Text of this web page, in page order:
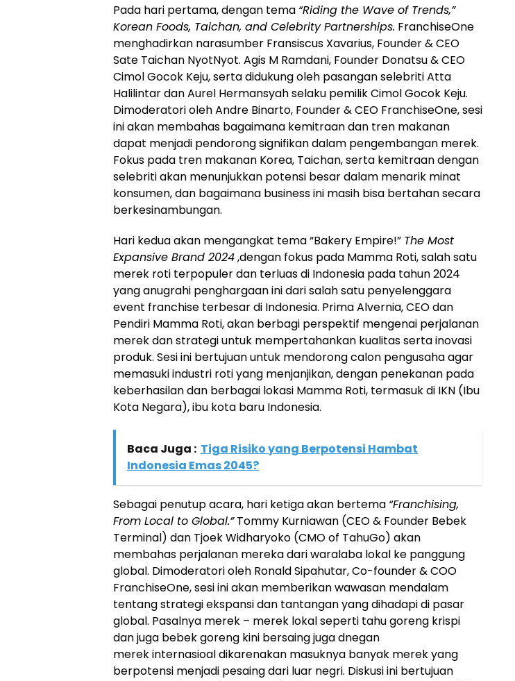
Pada hari pertama, dengan tema “Riding the Wave of Trends,”
Korean Foods, Taichan, and Celebrity Partnerships. FranchiseOne
menghadirkan narasumber Fransiscus Xavarius, Founder & CEO
Sate Taichan NyotNyot. Agis M Ramdani, Founder Donatsu & CEO
Cimol Gocok Keju, serta didukung oleh pasangan selebriti Atta
Halilintar dan Aurel Hermansyah selaku pemilik Cimol Gocok Keju.
Dimoderatori oleh Andre Binarto, Founder & CEO FranchiseOne, sesi
ini akan membahas bagaimana kemitraan dan tren makanan
dapat menjadi pendorong signifikan dalam pengembangan merek.
Fokus pada tren makanan Korea, Taichan, serta kemitraan dengan
selebriti akan menunjukkan potensi besar dalam menarik minat
konsumen, dan bagaimana business ini masih bisa bertahan secara
berkesinambungan.
Hari kedua akan mengangkat tema “Bakery Empire!” The Most
Expansive Brand 2024,dengan fokus pada Mamma Roti, salah satu
merek roti terpopuler dan terluas di Indonesia pada tahun 2024
yang anugrahi penghargaan ini dari salah satu penyelenggara
event franchise terbesar di Indonesia. Prima Alvernia, CEO dan
Pendiri Mamma Roti, akan berbagi perspektif mengenai perjalanan
merek dan strategi untuk mempertahankan kualitas serta inovasi
produk. Sesi ini bertujuan untuk mendorong calon pengusaha agar
memasuki industri roti yang menjanjikan, dengan penekanan pada
keberhasilan dan berbagai lokasi Mamma Roti, termasuk di IKN (Ibu
Kota Negara), ibu kota baru Indonesia.
Baca Juga : Tiga Risiko yang Berpotensi Hambat
Indonesia Emas 2045?
Sebagai penutup acara, hari ketiga akan bertema “Franchising,
From Local to Global.”Tommy Kurniawan (CEO & Founder Bebek
Terminal) dan Tjoek Widharyoko (CMO of TahuGo) akan
membahas perjalanan mereka dari waralaba lokal ke panggung
global. Dimoderatori oleh Ronald Sipahutar, Co-founder & COO
FranchiseOne, sesi ini akan memberikan wawasan mendalam
tentang strategi ekspansi dan tantangan yang dihadapi di pasar
global. Pasalnya merek – merek lokal seperti tahu goreng krispi
dan juga bebek goreng kini bersaing juga dnegan
merek internasioal dikarenakan masuknya banyak merek yang
berpotensi menjadi pesaing dari luar negri. Diskusi ini bertujuan